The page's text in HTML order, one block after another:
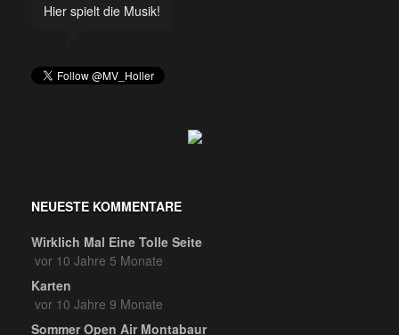
Hier spielt die Musik!
NEUESTE KOMMENTARE
Wirklich Mal Eine Tolle Seite
vor 10 Jahre 5 Monate
Karten
vor 10 Jahre 9 Monate
Sommer Open Air Montabaur